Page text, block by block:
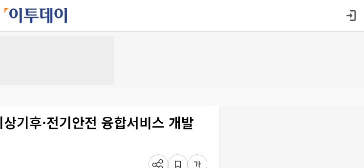
기후·전기안전 융합서비스 개발